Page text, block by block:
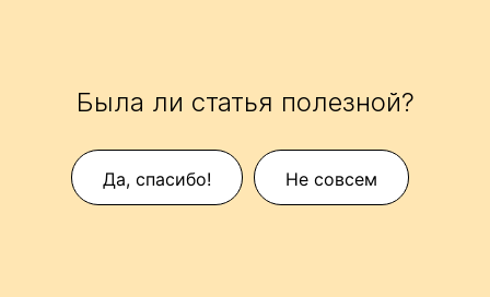
Была ли статья полезной?
Да, спасибо! Не совсем